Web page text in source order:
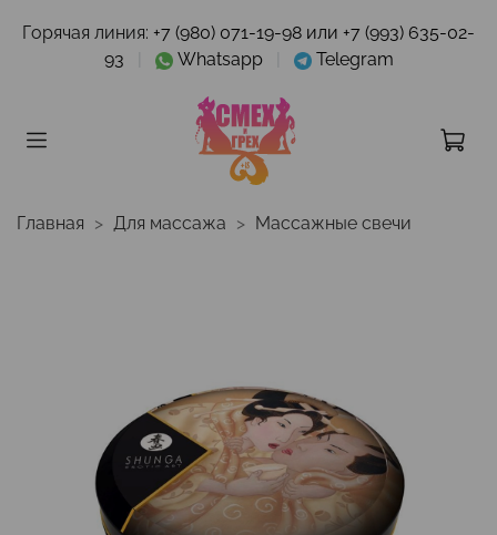
Горячая линия: +7 (980) 071-19-98 или +7 (993) 635-02-
93
Whatsapp Telegram
Главная Для массажа Массажные свечи